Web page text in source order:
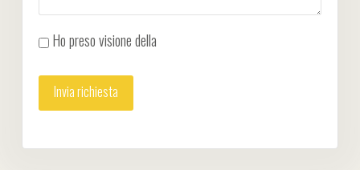
Ho preso visione della